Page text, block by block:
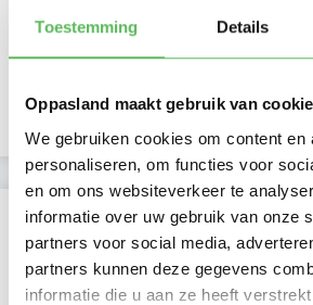
Toestemming Details
Oppasland maakt gebruik van
We gebruiken cookies om content en
personaliseren, om functies voor
en om ons websiteverkeer te
informatie over uw gebruik van onze
partners voor social media,
partners kunnen deze gegevens
informatie die u aan ze heeft
Treasure heeft nog
Di
Ochtend
Nacht
Activiteit op Oppasland
Laatste activiteit